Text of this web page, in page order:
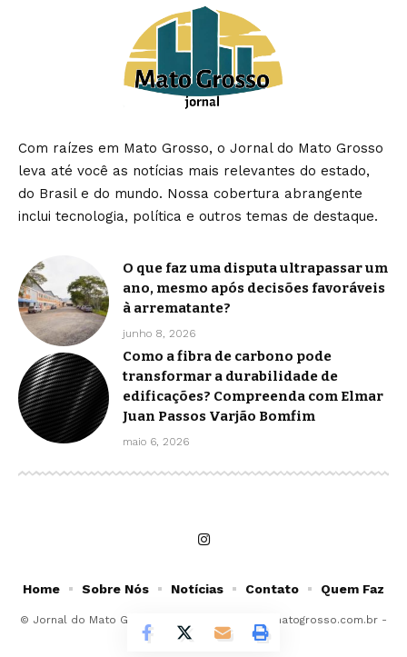
Com raízes em Mato Grosso, o Jornal do Mato Grosso
leva até você as notícias mais relevantes do estado,
do Brasil e do mundo. Nossa cobertura abrangente
inclui tecnologia, política e outros temas de destaque.
O que faz uma disputa ultrapassar um
ano, mesmo após decisões favoráveis
à arrematante?
junho 8, 2026
Como a fibra de carbono pode
transformar a durabilidade de
edificações? Compreenda com Elmar
Juan Passos Varjão Bomfim
maio 6, 2026
© Jornal do Mato Grosso - contato@jornaldomatogrosso.com.br -
tel.(11)91754-6532
Home Sobre Nós Notícias Contato Quem Faz